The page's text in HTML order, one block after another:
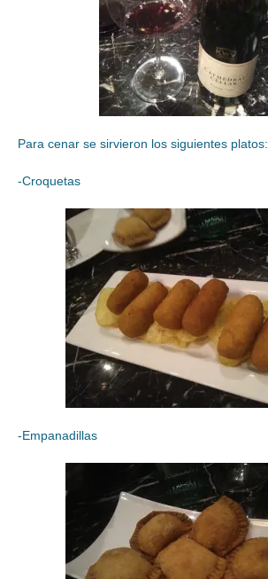
Para cenar se sirvieron los siguientes platos:
-Croquetas
-Empanadillas